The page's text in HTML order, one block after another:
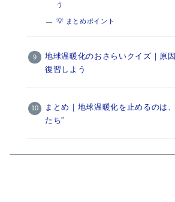
う
💡 まとめポイント
地球温暖化のおさらいクイズ｜原
復習しよう
まとめ｜地球温暖化を止めるのは
たち”